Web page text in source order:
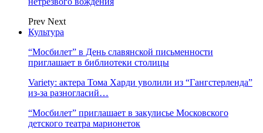
Prev Next
Культура
“Мосбилет” в День славянской письменности
приглашает в библиотеки столицы
Variety: актера Тома Харди уволили из “Гангстерленда”
из-за разногласий…
“Мосбилет” приглашает в закулисье Московского
детского театра марионеток